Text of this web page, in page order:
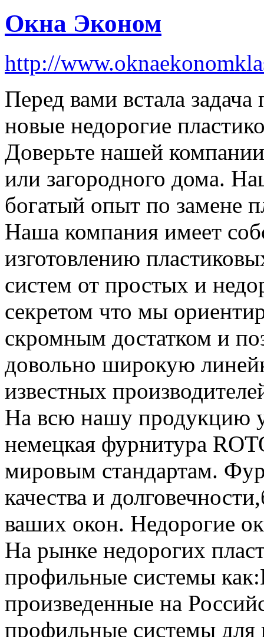
Окна Эконом
http://
Перед вами встала
новые недорогие
Доверьте нашей
или загородного дома.
богатый опыт по замене
Наша компания имеет
изготовлению
систем от простых и
секретом что мы
скромным достатком и
довольно широкую
известных
На всю нашу продукцию
немецкая фурнитура
мировым стандартам.
качества и
ваших окон. Недорогие
На рынке недорогих
профильные системы
произведенные на
профильные системы для